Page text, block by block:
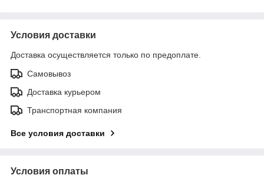
Условия доставки
Доставка осуществляется только по предоплате.
Самовывоз
Доставка курьером
Транспортная компания
Все условия доставки
Условия оплаты